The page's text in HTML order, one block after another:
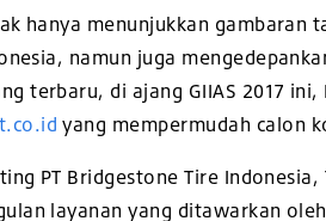
hanya menunjukkan gambaran
namun juga
terbaru, di ajang GIIAS 2017
yang mempermudah calon
PT Bridgestone Tire
layanan yang ditawarkan